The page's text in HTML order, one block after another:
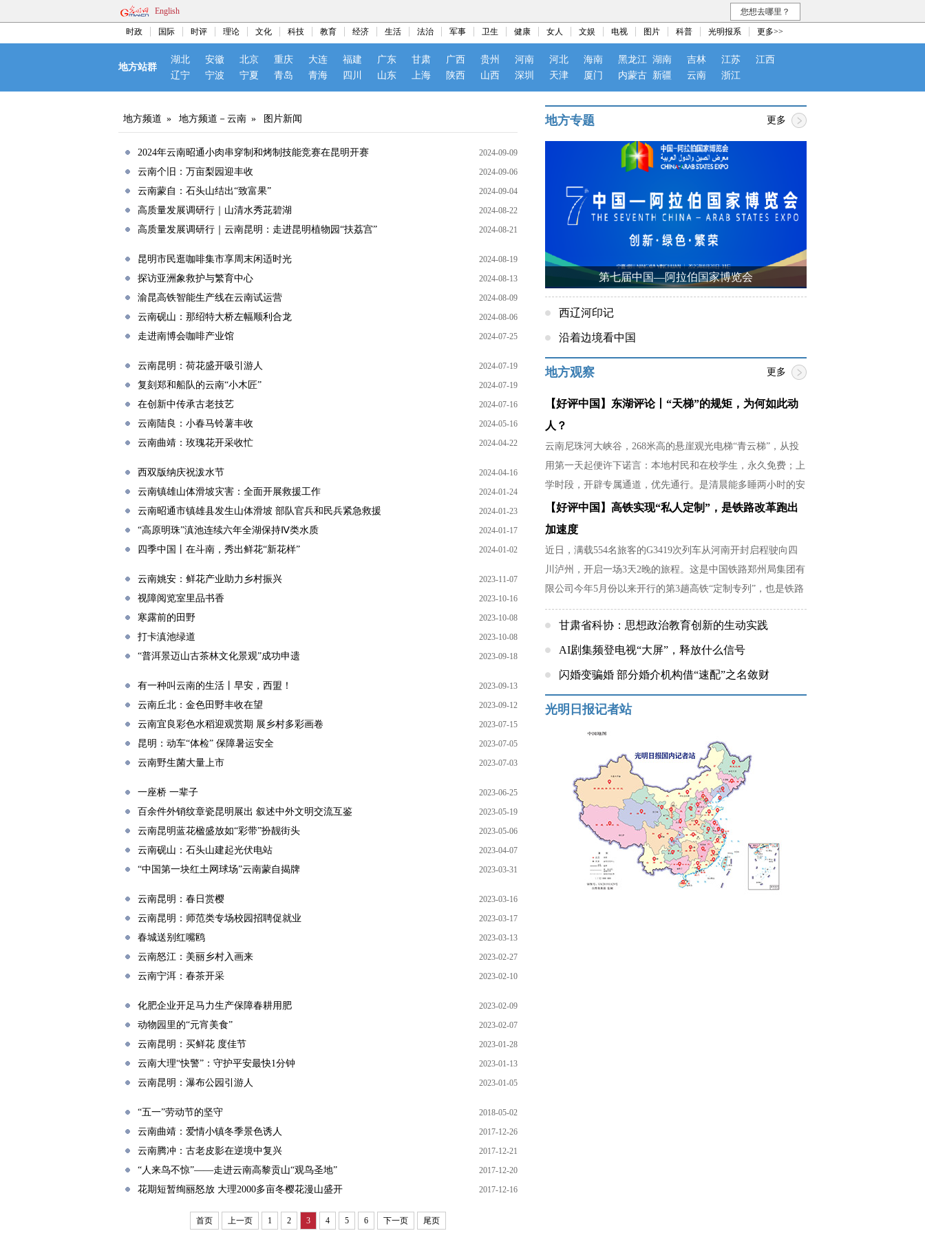
English 您想去哪里？
时政 国际 时评 理论 文化 科技 教育 经济 生活 法治 军事 卫生 健康 女人 文娱 电视 图片 科普 光明报系 更多>>
地方站群
湖北 安徽 北京 重庆 大连 福建 广东 甘肃 广西 贵州 河南 河北 海南 黑龙江 湖南 吉林 江苏
江西
辽宁
宁波 宁夏 青岛 青海 四川 山东 上海 陕西 山西 深圳 天津 厦门 内蒙古 新疆 云南 浙江
地方频道 » 地方频道－云南 » 图片新闻
2024年云南昭通小肉串穿制和烤制技能竞赛在昆明开赛 2024-09-09
云南个旧：万亩梨园迎丰收 2024-09-06
云南蒙自：石头山结出“致富果” 2024-09-04
高质量发展调研行｜山清水秀茈碧湖 2024-08-22
高质量发展调研行｜云南昆明：走进昆明植物园“扶荔宫” 2024-08-21
昆明市民逛咖啡集市享周末闲适时光 2024-08-19
探访亚洲象救护与繁育中心 2024-08-13
渝昆高铁智能生产线在云南试运营 2024-08-09
云南砚山：那绍特大桥左幅顺利合龙 2024-08-06
走进南博会咖啡产业馆 2024-07-25
云南昆明：荷花盛开吸引游人 2024-07-19
复刻郑和船队的云南“小木匠” 2024-07-19
在创新中传承古老技艺 2024-07-16
云南陆良：小春马铃薯丰收 2024-05-16
云南曲靖：玫瑰花开采收忙 2024-04-22
西双版纳庆祝泼水节 2024-04-16
云南镇雄山体滑坡灾害：全面开展救援工作 2024-01-24
云南昭通市镇雄县发生山体滑坡 部队官兵和民兵紧急救援 2024-01-23
“高原明珠”滇池连续六年全湖保持Ⅳ类水质 2024-01-17
四季中国丨在斗南，秀出鲜花“新花样” 2024-01-02
云南姚安：鲜花产业助力乡村振兴 2023-11-07
视障阅览室里品书香 2023-10-16
寒露前的田野 2023-10-08
打卡滇池绿道 2023-10-08
“普洱景迈山古茶林文化景观”成功申遗 2023-09-18
有一种叫云南的生活丨早安，西盟！ 2023-09-13
云南丘北：金色田野丰收在望 2023-09-12
云南宜良彩色水稻迎观赏期 展乡村多彩画卷 2023-07-15
昆明：动车“体检” 保障暑运安全 2023-07-05
云南野生菌大量上市 2023-07-03
一座桥 一辈子 2023-06-25
百余件外销纹章瓷昆明展出 叙述中外文明交流互鉴 2023-05-19
云南昆明蓝花楹盛放如“彩带”扮靓街头 2023-05-06
云南砚山：石头山建起光伏电站 2023-04-07
“中国第一块红土网球场”云南蒙自揭牌 2023-03-31
云南昆明：春日赏樱 2023-03-16
云南昆明：师范类专场校园招聘促就业 2023-03-17
春城送别红嘴鸥 2023-03-13
云南怒江：美丽乡村入画来 2023-02-27
云南宁洱：春茶开采 2023-02-10
化肥企业开足马力生产保障春耕用肥 2023-02-09
动物园里的“元宵美食” 2023-02-07
云南昆明：买鲜花 度佳节 2023-01-28
云南大理“快警”：守护平安最快1分钟 2023-01-13
云南昆明：瀑布公园引游人 2023-01-05
“五一”劳动节的坚守 2018-05-02
云南曲靖：爱情小镇冬季景色诱人 2017-12-26
云南腾冲：古老皮影在逆境中复兴 2017-12-21
“人来鸟不惊”——走进云南高黎贡山“观鸟圣地” 2017-12-20
花期短暂绚丽怒放 大理2000多亩冬樱花漫山盛开 2017-12-16
首页 上一页 1 2 3 4 5 6 下一页 尾页
地方专题 更多
第七届中国—阿拉伯国家博览会
西辽河印记
沿着边境看中国
地方观察 更多
【好评中国】东湖评论丨“天梯”的规矩，为何如此动
人？
云南尼珠河大峡谷，268米高的悬崖观光电梯“青云梯”，从投
用第一天起便许下诺言：本地村民和在校学生，永久免费；上
学时段，开辟专属通道，优先通行。是清晨能多睡两小时的安
稳，是暴雨天不必紧贴湿滑崖壁的释然，是放学后还有余力帮
家里分担农活的从容。
【好评中国】高铁实现“私人定制”，是铁路改革跑出
加速度
近日，满载554名旅客的G3419次列车从河南开封启程驶向四
川泸州，开启一场3天2晚的旅程。这是中国铁路郑州局集团有
限公司今年5月份以来开行的第3趟高铁“定制专列”，也是铁路
部门精准对接市场需求的生动实践。
甘肃省科协：思想政治教育创新的生动实践
AI剧集频登电视“大屏”，释放什么信号
闪婚变骗婚 部分婚介机构借“速配”之名敛财
光明日报记者站